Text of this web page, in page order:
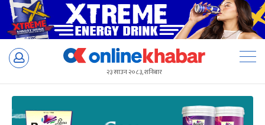
Skip
२३ साउन २०८३, शनिबार